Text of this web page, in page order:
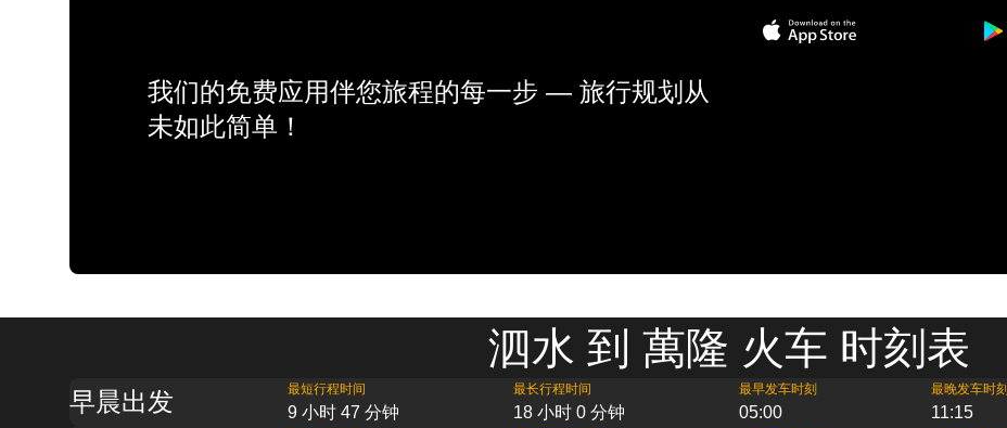
我们的免费应用伴您旅程的每一步 — 旅行规划从
未如此简单！
泗水 到 萬隆 火车 时刻表
早晨出发 最短行程时间
9 小时 47 分钟
最长行程时间
18 小时 0 分钟
最早发车时刻
05:00
最晚发车时刻
11:15